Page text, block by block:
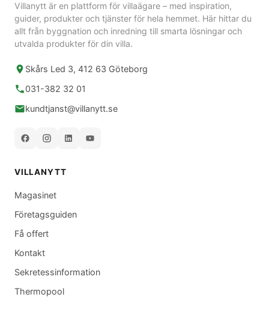
Villanytt är en plattform för villaägare – med inspiration,
guider, produkter och tjänster för hela hemmet. Här hittar du
allt från byggnation och inredning till smarta lösningar och
utvalda produkter för din villa.
Skårs Led 3, 412 63 Göteborg
031-382 32 01
kundtjanst@villanytt.se
VILLANYTT
Magasinet
Företagsguiden
Få offert
Kontakt
Sekretessinformation
Thermopool